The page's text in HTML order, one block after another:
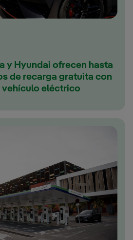
y Hyundai ofrecen hasta
de recarga gratuita con
vehículo eléctrico